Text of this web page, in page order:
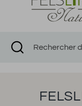
Recherche
Fermer
la